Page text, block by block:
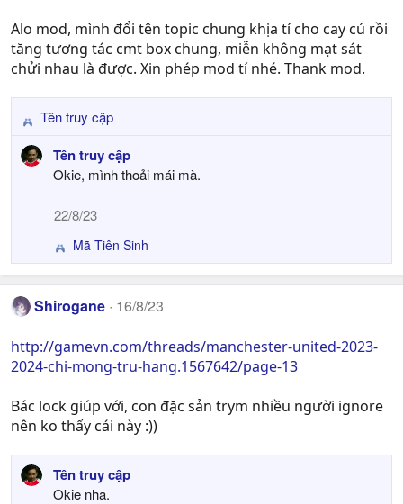
o
n
s
Alo mod, mình đổi tên topic chung khịa tí cho cay cú rồi
tăng tương tác cmt box chung, miễn không mạt sát
chửi nhau là được. Xin phép mod tí nhé. Thank mod.
R
e
a
s
:
Tên truy cập
Tên truy cập
Okie, mình thoải mái mà.
22/8/23
R
e
a
c
i
o
n
:
Mã Tiên Sinh
Shirogane 16/8/23
http://gamevn.com/threads/manchester-united-2023-
2024-chi-mong-tru-hang.1567642/page-13
Bác lock giúp với, con đặc sản trym nhiều người ignore
nên ko thấy cái này :))
Tên truy cập
Okie nha.